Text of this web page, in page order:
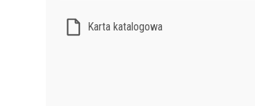
Karta katalogowa